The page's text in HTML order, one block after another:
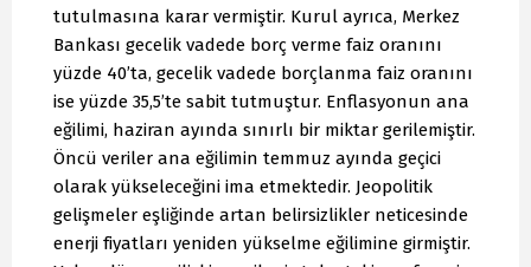
tutulmasına karar vermiştir. Kurul ayrıca, Merkez
Bankası gecelik vadede borç verme faiz oranını
yüzde 40’ta, gecelik vadede borçlanma faiz oranını
ise yüzde 35,5’te sabit tutmuştur. Enflasyonun ana
eğilimi, haziran ayında sınırlı bir miktar gerilemiştir.
Öncü veriler ana eğilimin temmuz ayında geçici
olarak yükseleceğini ima etmektedir. Jeopolitik
gelişmeler eşliğinde artan belirsizlikler neticesinde
enerji fiyatları yeniden yükselme eğilimine girmiştir.